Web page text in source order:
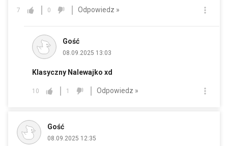
7 0 Odpowiedz »
Gość
08.09.2025 13:03
Klasyczny Nalewajko xd
10 1 Odpowiedz »
Gość
08.09.2025 12:35